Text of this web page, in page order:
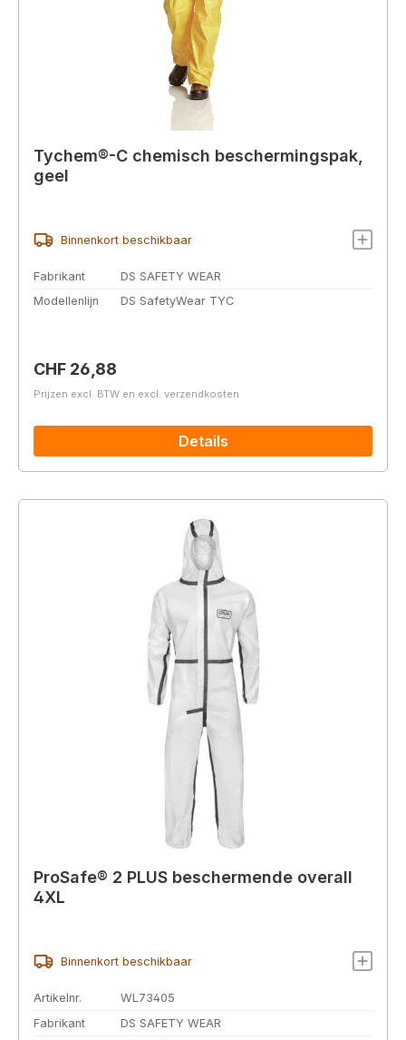
Tychem®-C chemisch beschermingspak,
geel
Binnenkort beschikbaar
Fabrikant
DS SAFETY WEAR
Modellenlijn
DS SafetyWear TYC
Normale prijs:
CHF 26,88
Prijzen excl. BTW en excl. verzendkosten
Details
ProSafe® 2 PLUS beschermende overall
4XL
Binnenkort beschikbaar
Artikelnr.
WL73405
Fabrikant
DS SAFETY WEAR